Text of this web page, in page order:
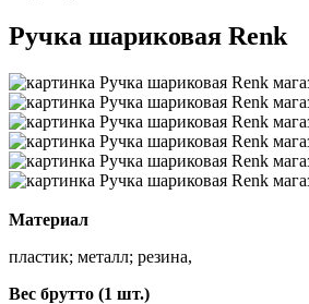
Ручка шариковая Renk
Материал
пластик; металл; резина,
Вес брутто (1 шт.)